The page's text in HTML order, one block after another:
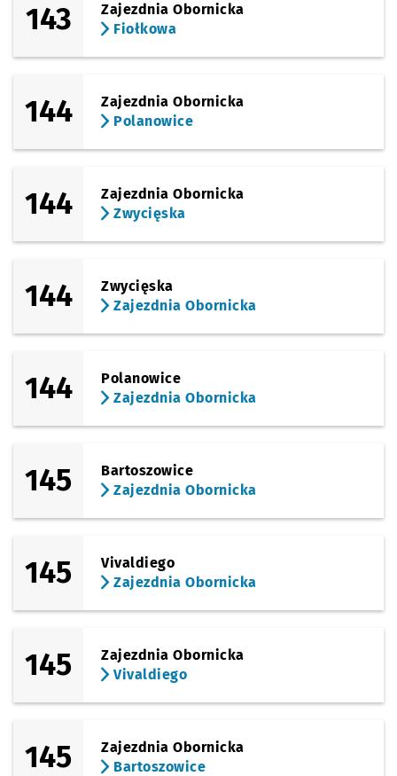
143
Zajezdnia Obornicka
Fiołkowa
144
Zajezdnia Obornicka
Polanowice
144
Zajezdnia Obornicka
Zwycięska
144
Zwycięska
Zajezdnia Obornicka
144
Polanowice
Zajezdnia Obornicka
145
Bartoszowice
Zajezdnia Obornicka
145
Vivaldiego
Zajezdnia Obornicka
145
Zajezdnia Obornicka
Vivaldiego
145
Zajezdnia Obornicka
Bartoszowice